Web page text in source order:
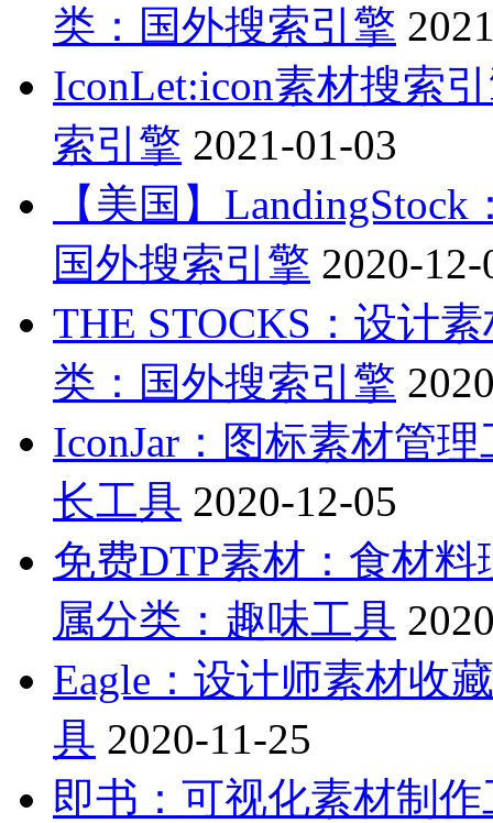
类：国外搜索引擎
IconLet:icon素材搜索
索引擎 2021-01-03
【美国】
国外搜索引擎 2020-12-
THE STOCKS：设计
类：国外搜索引擎
IconJar：图标素材管
长工具 2020-12-05
免费DTP素材：食材
属分类：趣味工具
Eagle：设计师素材收
具 2020-11-25
即书：可视化素材制作